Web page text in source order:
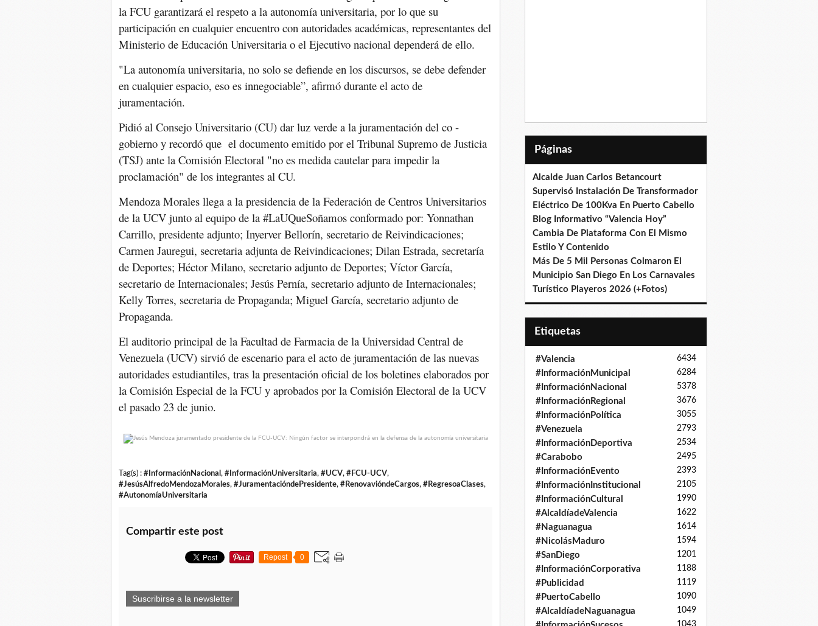
la FCU garantizará el respeto a la autonomía universitaria, por lo que su
participación en cualquier encuentro con autoridades académicas, representantes del
Ministerio de Educación Universitaria o el Ejecutivo nacional dependerá de ello.
"La autonomía universitaria, no solo se defiende en los discursos, se debe defender
en cualquier espacio, eso es innegociable”, afirmó durante el acto de
juramentación.
Pidió al Consejo Universitario (CU) dar luz verde a la juramentación del co -
gobierno y recordó que el documento emitido por el Tribunal Supremo de Justicia
(TSJ) ante la Comisión Electoral "no es medida cautelar para impedir la
proclamación" de los integrantes al CU.
Mendoza Morales llega a la presidencia de la Federación de Centros Universitarios
de la UCV junto al equipo de la #LaUQueSoñamos conformado por: Yonnathan
Carrillo, presidente adjunto; Inyerver Bellorín, secretario de Reivindicaciones;
Carmen Jauregui, secretaria adjunta de Reivindicaciones; Dilan Estrada, secretaría
de Deportes; Héctor Milano, secretario adjunto de Deportes; Víctor García,
secretario de Internacionales; Jesús Pernía, secretario adjunto de Internacionales;
Kelly Torres, secretaria de Propaganda; Miguel García, secretario adjunto de
Propaganda.
El auditorio principal de la Facultad de Farmacia de la Universidad Central de
Venezuela (UCV) sirvió de escenario para el acto de juramentación de las nuevas
autoridades estudiantiles, tras la presentación oficial de los boletines elaborados por
la Comisión Especial de la FCU y aprobados por la Comisión Electoral de la UCV
el pasado 23 de junio.
Tag(s) : #InformaciónNacional , #InformaciónUniversitaria, #UCV, #FCU-UCV,
#JesúsAlfredoMendozaMorales, #JuramentacióndePresidente, #RenovavióndeCargos, #RegresoaClases,
#AutonomíaUniversitaria
Compartir este post
Repost 0
Suscribirse a la newsletter
Páginas
Alcalde Juan Carlos Betancourt
Supervisó Instalación De Transformador
Eléctrico De 100Kva En Puerto Cabello
Blog Informativo “Valencia Hoy”
Cambia De Plataforma Con El Mismo
Estilo Y Contenido
Más De 5 Mil Personas Colmaron El
Municipio San Diego En Los Carnavales
Turístico Playeros 2026 (+Fotos)
Etiquetas
#Valencia 6434
#InformaciónMunicipal 6284
#InformaciónNacional 5378
#InformaciónRegional 3676
#InformaciónPolítica 3055
#Venezuela 2793
#InformaciónDeportiva 2534
#Carabobo 2495
#InformaciónEvento 2393
#InformaciónInstitucional 2105
#InformaciónCultural 1990
#AlcaldíadeValencia 1622
#Naguanagua 1614
#NicolásMaduro 1594
#SanDiego 1201
#InformaciónCorporativa 1188
#Publicidad 1119
#PuertoCabello 1090
#AlcaldíadeNaguanagua 1049
1043